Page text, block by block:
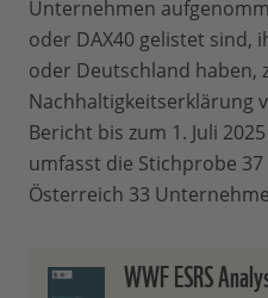
Unternehmen
oder DAX40 gelistet sind,
oder Deutschland haben,
Nachhaltigkeitserklärung
Bericht bis zum 1. Juli
umfasst die Stichprobe
Österreich 33
WWF ESRS